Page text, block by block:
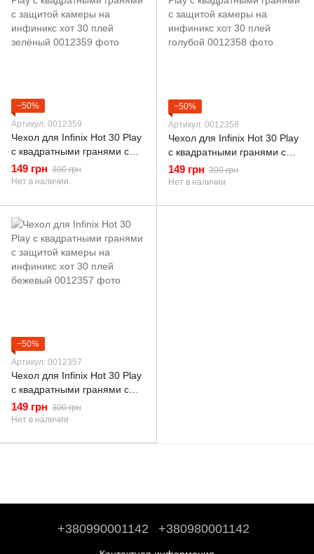
−50%
Артикул: 0012359
Чехол для Infinix Hot 30 Play
с квадратными гранями с
защитой камеры на
инфиникс хот 30 плей
149 грн 300 грн
Нет в наличии
−50%
Артикул: 0012358
Чехол для Infinix Hot 30 Play
с квадратными гранями с
защитой камеры на
инфиникс хот 30 плей
149 грн 300 грн
Нет в наличии
−50%
Артикул: 0012357
Чехол для Infinix Hot 30 Play
с квадратными гранями с
защитой камеры на
инфиникс хот 30 плей
149 грн 300 грн
Нет в наличии
+380990001142 +380980001142